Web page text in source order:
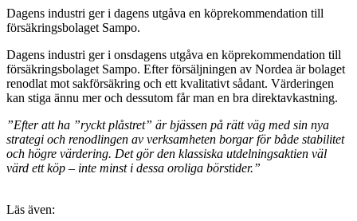
Dagens industri ger i dagens utgåva en köprekommendation till
försäkringsbolaget Sampo.
Dagens industri ger i onsdagens utgåva en köprekommendation till
försäkringsbolaget Sampo. Efter försäljningen av Nordea är bolaget
renodlat mot sakförsäkring och ett kvalitativt sådant. Värderingen
kan stiga ännu mer och dessutom får man en bra direktavkastning.
”Efter att ha ”ryckt plåstret” är bjässen på rätt väg med sin nya
strategi och renodlingen av verksamheten borgar för både stabilitet
och högre värdering. Det gör den klassiska utdelningsaktien väl
värd ett köp – inte minst i dessa oroliga börstider.”
Läs även: